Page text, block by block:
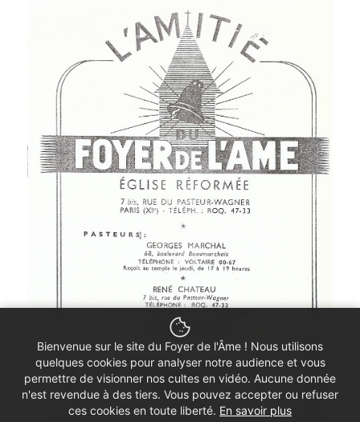
Bienvenue sur le site du Foyer de l'Âme ! Nous utilisons
quelques cookies pour analyser notre audience et vous
permettre de visionner nos cultes en vidéo. Aucune donnée
n'est revendue à des tiers. Vous pouvez accepter ou refuser
ces cookies en toute liberté. En savoir plus